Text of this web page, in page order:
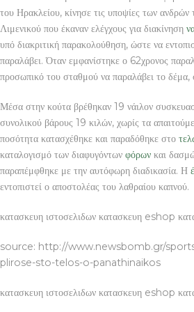
του Ηρακλείου, κίνησε τις υποψίες των
Λιμενικού που έκαναν ελέγχους για διακίνηση
υπό διακριτική παρακολούθηση, ώστε να
παραλάβει. Όταν εμφανίστηκε ο 62χρονος
προσωπικό του σταθμού να παραλάβει το δέμα,
Μέσα στην κούτα βρέθηκαν 19 νάιλον
συνολικού βάρους 19 κιλών, χωρίς τα
ποσότητα κατασχέθηκε και παραδόθηκε στο
καταλογισμό των διαφυγόντων φόρων και
παραπέμφθηκε με την αυτόφωρη διαδικασία. Η
εντοπιστεί ο αποστολέας του λαθραίου καπνού.
κατασκευη ιστοσελιδων κατασκευη eshop
source: http://www.newsbomb.gr/
plirose-sto-telos-o-panathinaikos
κατασκευη ιστοσελιδων κατασκευη eshop